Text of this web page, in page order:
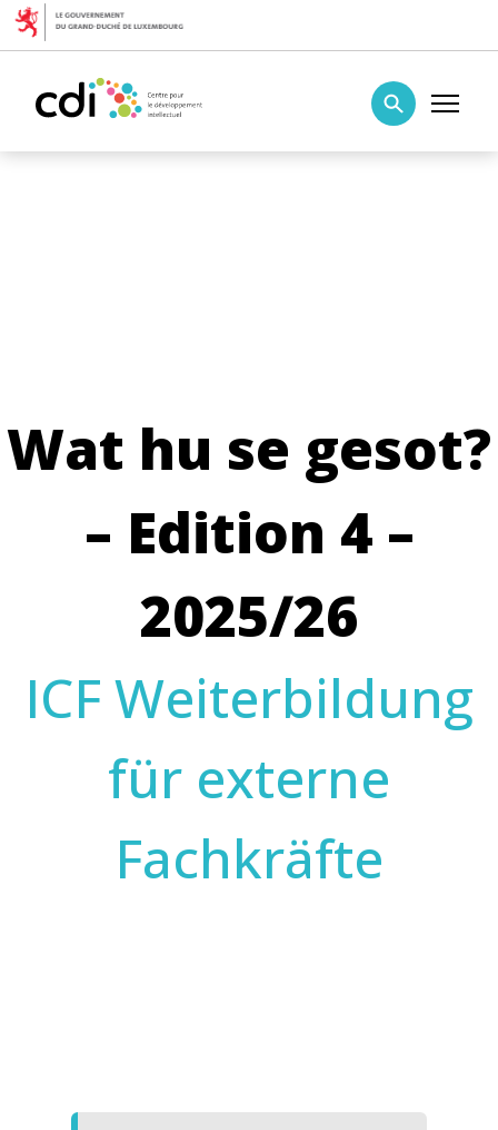
Skip to content
Wat hu se gesot?
– Edition 4 –
2025/26
ICF Weiterbildung
für externe
Fachkräfte